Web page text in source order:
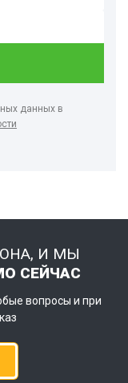
данных в
И МЫ
СЕЙЧАС
вопросы и при